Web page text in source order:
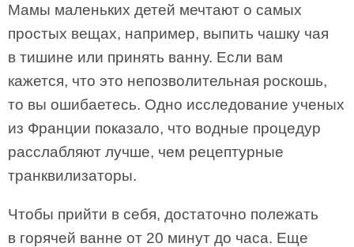
Мамы маленьких детей мечтают о самых
простых вещах, например, выпить чашку чая
в тишине или принять ванну. Если вам
кажется, что это непозволительная роскошь,
то вы ошибаетесь. Одно исследование ученых
из Франции показало, что водные процедур
расслабляют лучше, чем рецептурные
транквилизаторы.
Чтобы прийти в себя, достаточно полежать
в горячей ванне от 20 минут до часа. Еще